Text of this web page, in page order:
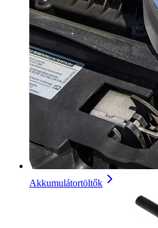
Akkumulátortöltők